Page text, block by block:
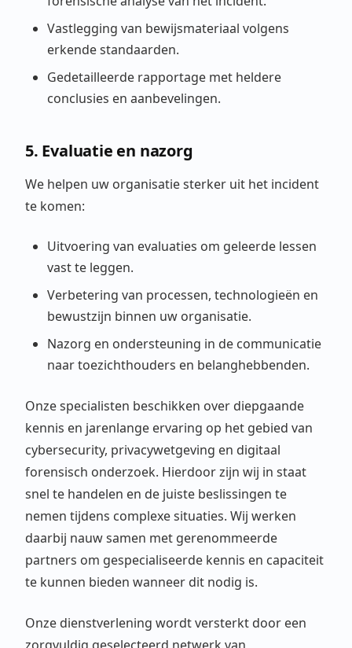
Vastlegging van bewijsmateriaal volgens
erkende standaarden.
Gedetailleerde rapportage met heldere
conclusies en aanbevelingen.
5. Evaluatie en nazorg
We helpen uw organisatie sterker uit het incident
te komen:
Uitvoering van evaluaties om geleerde lessen
vast te leggen.
Verbetering van processen, technologieën en
bewustzijn binnen uw organisatie.
Nazorg en ondersteuning in de communicatie
naar toezichthouders en belanghebbenden.
Onze specialisten beschikken over diepgaande
kennis en jarenlange ervaring op het gebied van
cybersecurity, privacywetgeving en digitaal
forensisch onderzoek. Hierdoor zijn wij in staat
snel te handelen en de juiste beslissingen te
nemen tijdens complexe situaties. Wij werken
daarbij nauw samen met gerenommeerde
partners om gespecialiseerde kennis en capaciteit
te kunnen bieden wanneer dit nodig is.
Onze dienstverlening wordt versterkt door een